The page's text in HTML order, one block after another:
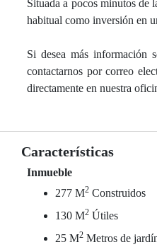
Situada a pocos minutos de
habitual como inversión en
Si desea más información
contactarnos por correo
directamente en nuestra
Características
Inmueble
277 M2 Construidos
130 M2 Útiles
25 M2 Metros de